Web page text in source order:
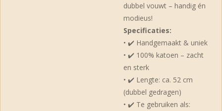
dubbel vouwt – handig én
modieus!
Specificaties:
• ✔️ Handgemaakt & uniek
• ✔️ 100% katoen – zacht
en sterk
• ✔️ Lengte: ca. 52 cm
(dubbel gedragen)
• ✔️ Te gebruiken als: